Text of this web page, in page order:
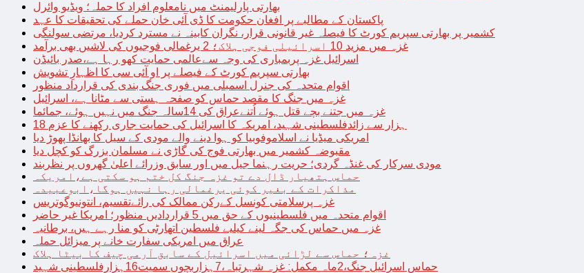
بھارتی پارلیمنٹ میں نامعلوم افراد کا حملہ؛ ویڈیو وائرل
پاکستان کے مطالبے پر افغان حکومت کا ڈی آئی خان حملے کی تحقیقات کا عہد
کشمیر پر بھارتی سپریم کورٹ کا فیصلہ غیر قانونی قرار، نگران کابینہ نے مسترد کردیا، مرتضی سولنگی
غزہ میں مزید 10 اسرائیلی فوجی ہلاک؛ 2 یرغمالی فوجیوں کی لاشیں بھی برآمد
اسرائیل غزہ پربمباری کی وجہ سےعالمی حمایت کھو رہا ہے،صدر بائیڈن
بھارتی سپریم کورٹ کے فیصلے پر او آئی سی کا اظہارِ تشویش
اقوام متحدہ کی جنرل اسمبلی میں فوری جنگ بندی کی قرارداد منظور
غزہ میں جنگ کا مقصد حماس کو صفحہ ہستی سے مٹانا ہے، اسرائیل
غزہ میں جتنے بچے قتل ہوئے اُتنےعراق کی 14سالہ جنگ میں نہیں ہوئے، جمائما
18 ہزار سے زائدفلسطینی شہید، امریکہ کا اسرائیل کی حمایت جاری رکھنے کا عزم
امریکی میڈیا نے اسلاموفوبیا کو ہوا دینے والے مودی کے سیل کا بھانڈا پھوڑ دیا
مقبوضہ کشمیر میں بھارتی فوج کی گاڑی نے مسلمان بزرگ کو کچل دیا
مودی سرکار کی غنڈہ گردی؛ حریت رہنما جیل میں اور سابق وزرائے اعلیٰ گھروں پر نظربند
حماس ہتھیار ڈال دے تو غزہ جنگ کل ختم ہو سکتی ہے،امریکہ
مذاکرات کے بغیر کوئی یرغمالی رہا نہیں ہوگا،ابوعبیدہ
غزہ پرسلامتی کونسل کےرکن ممالک کی رائےتقسیم، انتونیوگوتریس
اقوام متحدہ میں فلسطینیوں کے حق میں 5 قراردادیں منظور؛ امریکا غیر حاضر
غزہ میں حماس کی جگہ لینے کیلیے فلسطین اتھارٹی کو منا رہے ہیں، برطانیہ
عراق میں امریکی سفارت خانے پر میزائل حملہ
غزہ؛ حماس سے لڑائی میں اسرائیل کے سابق آرمی چیف کا بیٹا ہلاک
حماس اسرائیل جنگ،2ماہ مکمل: غزہ شہرتباہ،7ہزاربچوں سمیت16ہزارفلسطینی شہید